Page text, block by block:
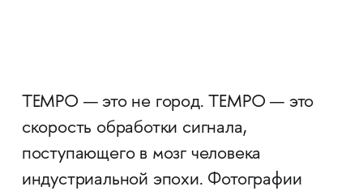
ТЕМРО — это не город. ТЕМРО — это
скорость обработки сигнала,
поступающего в мозг человека
индустриальной эпохи. Фотографии